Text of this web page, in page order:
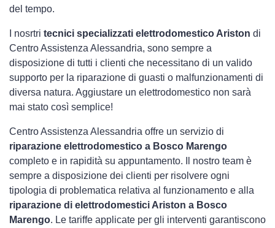
del tempo.
I nosrtri tecnici specializzati elettrodomestico Ariston di
Centro Assistenza Alessandria, sono sempre a
disposizione di tutti i clienti che necessitano di un valido
supporto per la riparazione di guasti o malfunzionamenti di
diversa natura. Aggiustare un elettrodomestico non sarà
mai stato così semplice!
Centro Assistenza Alessandria offre un servizio di
riparazione elettrodomestico a Bosco Marengo
completo e in rapidità su appuntamento. Il nostro team è
sempre a disposizione dei clienti per risolvere ogni
tipologia di problematica relativa al funzionamento e alla
riparazione di elettrodomestici Ariston a Bosco
Marengo. Le tariffe applicate per gli interventi garantiscono